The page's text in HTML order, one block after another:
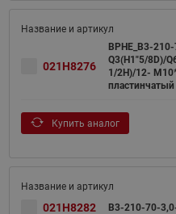
021H8276
BPHE_B3-
Q3(H1"5/8D)/
1/2H)/12-
Купить аналог
021H8282 B3-210-70-